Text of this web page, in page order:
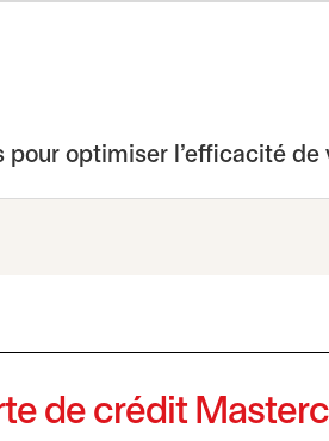
pour optimiser l’efficacité
de crédit